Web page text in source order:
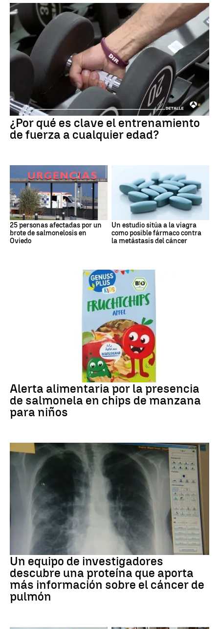
¿Por qué es clave el entrenamiento
de fuerza a cualquier edad?
25 personas afectadas por un
brote de salmonelosis en
Oviedo
Un estudio sitúa a la viagra
como posible fármaco contra
la metástasis del cáncer
Alerta alimentaria por la presencia
de salmonela en chips de manzana
para niños
Cáncer de pulmón
Un equipo de investigadores
descubre una proteína que aporta
más información sobre el cáncer de
pulmón